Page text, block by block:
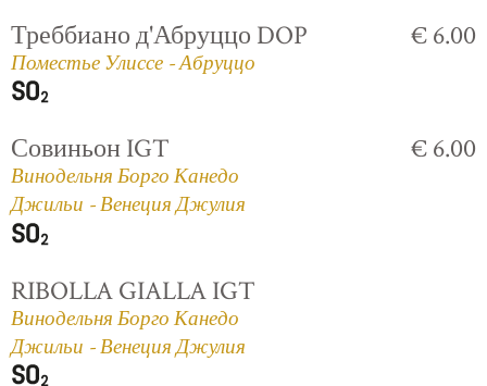
Треббиано д'Абруццо DOP
Поместье Улиссе - Абруццо
€ 6.00
Совиньон IGT
Винодельня Борго Канедо
Джильи - Венеция Джулия
€ 6.00
RIBOLLA GIALLA IGT
Винодельня Борго Канедо
Джильи - Венеция Джулия